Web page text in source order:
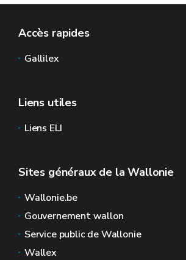
Accès rapides
Gallilex
Liens utiles
Liens ELI
Sites généraux de la Wallonie
Wallonie.be
Gouvernement wallon
Service public de Wallonie
Wallex